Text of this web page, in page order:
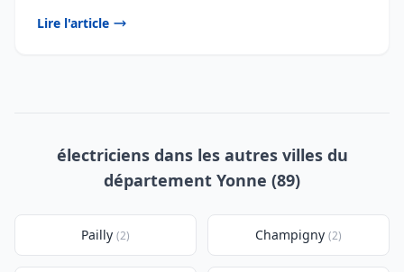
Lire l'article
électriciens dans les autres villes du
département Yonne (89)
Pailly (2) Champigny (2)